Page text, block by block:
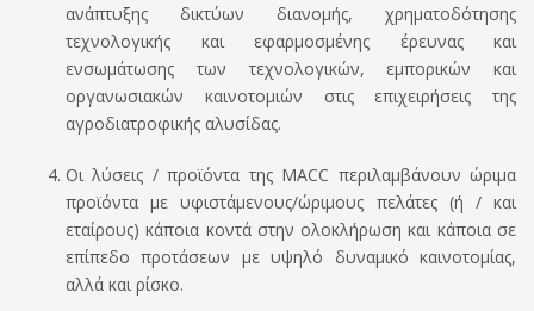
ανάπτυξης δικτύων διανομής, χρηματοδότησης
τεχνολογικής και εφαρμοσμένης έρευνας και
ενσωμάτωσης των τεχνολογικών, εμπορικών και
οργανωσιακών καινοτομιών στις επιχειρήσεις της
αγροδιατροφικής αλυσίδας.
Οι λύσεις / προϊόντα της ΜΑCC περιλαμβάνουν ώριμα
προϊόντα με υφιστάμενους/ώριμους πελάτες (ή / και
εταίρους) κάποια κοντά στην ολοκλήρωση και κάποια σε
επίπεδο προτάσεων με υψηλό δυναμικό καινοτομίας,
αλλά και ρίσκο.